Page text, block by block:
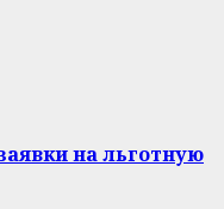
на льготную